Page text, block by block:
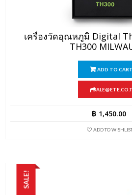
เครื่องวัดอุณหภูมิ Digital
TH300
ADD TO CART
฿ 1,450.00
ADD TO
SALE!